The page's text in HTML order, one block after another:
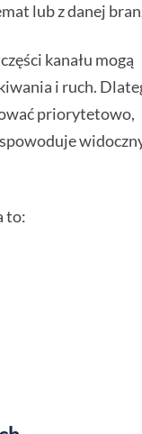
lub z danej
kanału mogą
i ruch.
priorytetowo,
to: